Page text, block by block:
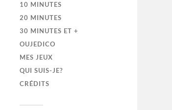
10 MINUTES
20 MINUTES
30 MINUTES ET +
OUJEDICO
MES JEUX
QUI SUIS-JE?
CRÉDITS